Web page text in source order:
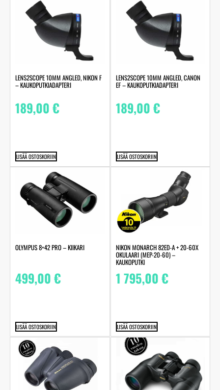
LENS2SCOPE 10MM ANGLED, NIKON F
– KAUKOPUTKIADAPTERI
189,00€
LISÄÄ OSTOSKORIIN
LENS2SCOPE 10MM ANGLED, CANON
EF – KAUKOPUTKIADAPTERI
189,00€
LISÄÄ OSTOSKORIIN
OLYMPUS 8×42 PRO – KIIKARI
499,00€
LISÄÄ OSTOSKORIIN
NIKON MONARCH 82ED-A + 20-60X
OKULAARI (MEP-20-60) –
KAUKOPUTKI
1 795,00€
LISÄÄ OSTOSKORIIN